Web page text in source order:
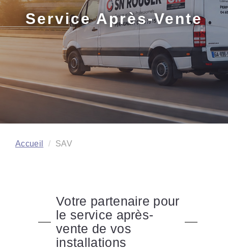
Service Après-Vente
Accueil SAV
Votre partenaire pour
le service après-
vente de vos
installations